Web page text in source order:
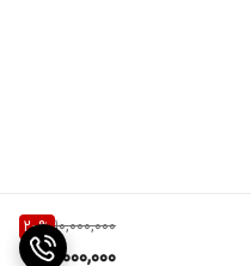
10,000,000
20%
8,000,000